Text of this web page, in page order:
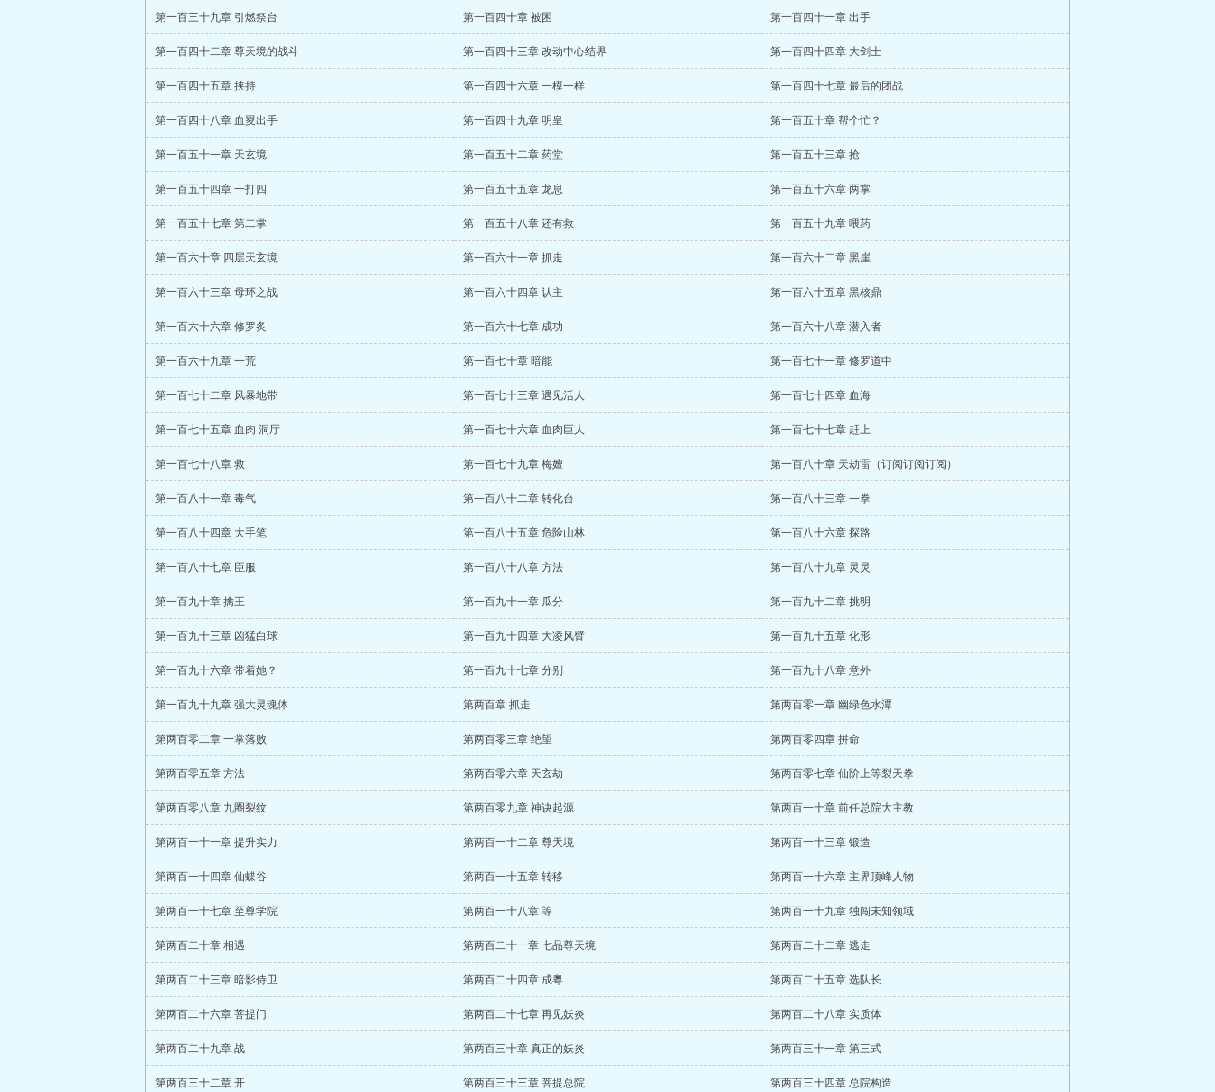
第一百三十九章 引燃祭台 第一百四十章 被困 第一百四十一章 出手
第一百四十二章 尊天境的战斗 第一百四十三章 改动中心结界 第一百四十四章 大剑士
第一百四十五章 挟持 第一百四十六章 一模一样 第一百四十七章 最后的团战
第一百四十八章 血畟出手 第一百四十九章 明皇 第一百五十章 帮个忙？
第一百五十一章 天玄境 第一百五十二章 药堂 第一百五十三章 抢
第一百五十四章 一打四 第一百五十五章 龙息 第一百五十六章 两掌
第一百五十七章 第二掌 第一百五十八章 还有救 第一百五十九章 喂药
第一百六十章 四层天玄境 第一百六十一章 抓走 第一百六十二章 黑崖
第一百六十三章 母环之战 第一百六十四章 认主 第一百六十五章 黑核鼎
第一百六十六章 修罗炙 第一百六十七章 成功 第一百六十八章 潜入者
第一百六十九章 一荒 第一百七十章 暗能 第一百七十一章 修罗道中
第一百七十二章 风暴地带 第一百七十三章 遇见活人 第一百七十四章 血海
第一百七十五章 血肉 洞厅 第一百七十六章 血肉巨人 第一百七十七章 赶上
第一百七十八章 救 第一百七十九章 梅嬗 第一百八十章 天劫雷（订阅订阅订阅）
第一百八十一章 毒气 第一百八十二章 转化台 第一百八十三章 一拳
第一百八十四章 大手笔 第一百八十五章 危险山林 第一百八十六章 探路
第一百八十七章 臣服 第一百八十八章 方法 第一百八十九章 灵灵
第一百九十章 擒王 第一百九十一章 瓜分 第一百九十二章 挑明
第一百九十三章 凶猛白球 第一百九十四章 大凌风臂 第一百九十五章 化形
第一百九十六章 带着她？ 第一百九十七章 分别 第一百九十八章 意外
第一百九十九章 强大灵魂体 第两百章 抓走 第两百零一章 幽绿色水潭
第两百零二章 一掌落败 第两百零三章 绝望 第两百零四章 拼命
第两百零五章 方法 第两百零六章 天玄劫 第两百零七章 仙阶上等裂天拳
第两百零八章 九圈裂纹 第两百零九章 神诀起源 第两百一十章 前任总院大主教
第两百一十一章 提升实力 第两百一十二章 尊天境 第两百一十三章 锻造
第两百一十四章 仙蝶谷 第两百一十五章 转移 第两百一十六章 主界顶峰人物
第两百一十七章 至尊学院 第两百一十八章 等 第两百一十九章 独闯未知领域
第两百二十章 相遇 第两百二十一章 七品尊天境 第两百二十二章 逃走
第两百二十三章 暗影侍卫 第两百二十四章 成粵 第两百二十五章 选队长
第两百二十六章 菩提门 第两百二十七章 再见妖炎 第两百二十八章 实质体
第两百二十九章 战 第两百三十章 真正的妖炎 第两百三十一章 第三式
第两百三十二章 开 第两百三十三章 菩提总院 第两百三十四章 总院构造